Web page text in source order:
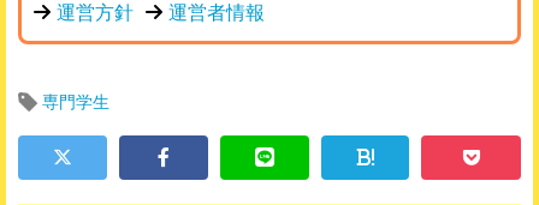
運営方針 運営者情報
専門学生
!